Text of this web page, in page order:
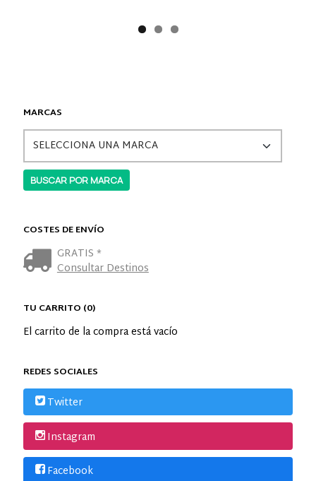
MARCAS
COSTES DE ENVÍO
GRATIS *
Consultar Destinos
TU CARRITO (0)
El carrito de la compra está vacío
REDES SOCIALES
Twitter
Instagram
Facebook